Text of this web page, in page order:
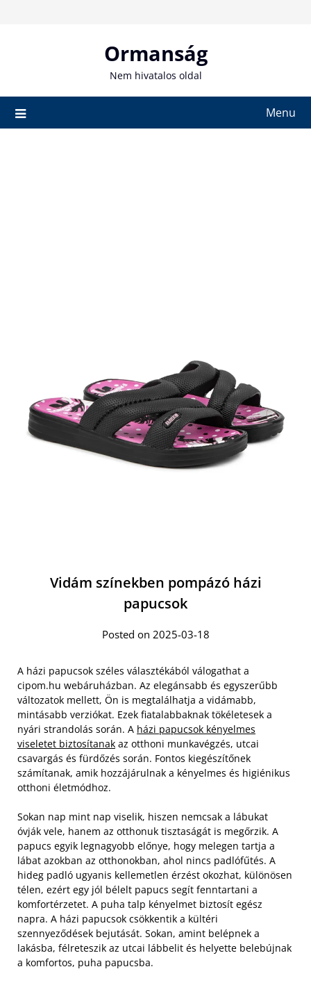
Ormanság
Nem hivatalos oldal
Menu
Vidám színekben pompázó házi
papucsok
Posted on 2025-03-18
A házi papucsok széles választékából válogathat a
cipom.hu webáruházban. Az elegánsabb és egyszerűbb
változatok mellett, Ön is megtalálhatja a vidámabb,
mintásabb verziókat. Ezek fiatalabbaknak tökéletesek a
nyári strandolás során. A házi papucsok kényelmes
viseletet biztosítanak az otthoni munkavégzés, utcai
csavargás és fürdőzés során. Fontos kiegészítőnek
számítanak, amik hozzájárulnak a kényelmes és higiénikus
otthoni életmódhoz.
Sokan nap mint nap viselik, hiszen nemcsak a lábukat
óvják vele, hanem az otthonuk tisztaságát is megőrzik. A
papucs egyik legnagyobb előnye, hogy melegen tartja a
lábat azokban az otthonokban, ahol nincs padlófűtés. A
hideg padló ugyanis kellemetlen érzést okozhat, különösen
télen, ezért egy jól bélelt papucs segít fenntartani a
komfortérzetet. A puha talp kényelmet biztosít egész
napra. A házi papucsok csökkentik a kültéri
szennyeződések bejutását. Sokan, amint belépnek a
lakásba, félreteszik az utcai lábbelit és helyette belebújnak
a komfortos, puha papucsba.